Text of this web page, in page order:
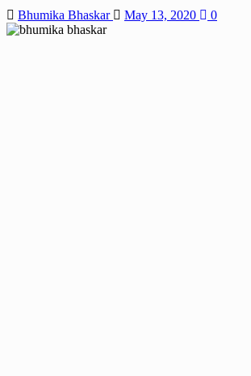
Bhumika Bhaskar May 13, 2020 0